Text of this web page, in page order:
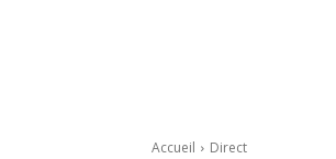
Accueil Direct